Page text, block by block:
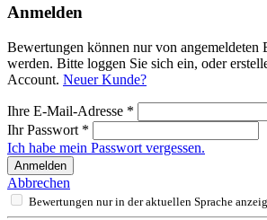
Anmelden
Bewertungen können nur von angemeldeten
werden. Bitte loggen Sie sich ein, oder
Account. Neuer Kunde?
Ihre E-Mail-Adresse *
Ihr Passwort *
Ich habe mein Passwort vergessen.
Anmelden
Abbrechen
Bewertungen nur in der aktuellen Sprache